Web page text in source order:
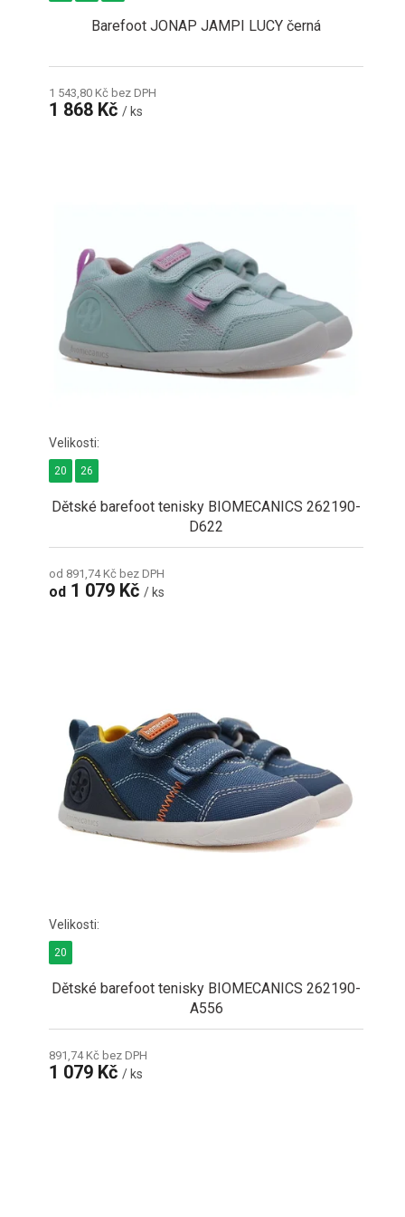
Barefoot JONAP JAMPI LUCY černá
1 543,80 Kč bez DPH
1 868 Kč/ ks
Dětské barefoot tenisky BIOMECANICS 262190-
D622
od 891,74 Kč bez DPH
od 1 079 Kč/ ks
20 26
Dětské barefoot tenisky BIOMECANICS 262190-
A556
891,74 Kč bez DPH
1 079 Kč/ ks
20